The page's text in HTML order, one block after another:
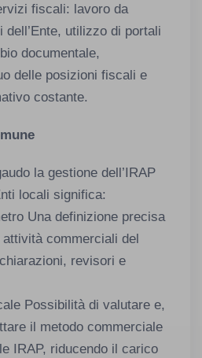
fiscali: lavoro da
dell’Ente, utilizzo di portali
documentale,
delle posizioni fiscali e
costante.
la gestione dell’IRAP
locali significa:
Una definizione precisa
commerciali del
revisori e
Possibilità di valutare e,
il metodo commerciale
IRAP, riducendo il carico